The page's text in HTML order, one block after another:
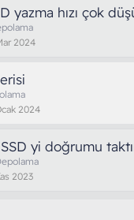
yazma hızı çok
2024
2024
SSD yi doğrumu
2023